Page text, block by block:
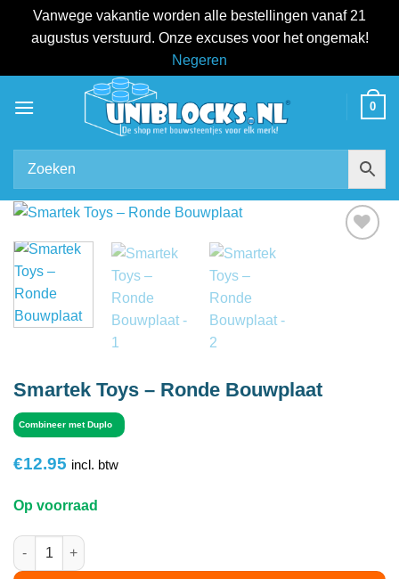
Vanwege vakantie worden alle bestellingen vanaf 21
augustus verstuurd. Onze excuses voor het ongemak!
Negeren
naar
0
Smartek Toys – Ronde Bouwplaat
Combineer met Duplo
€12.95 incl. btw
Op voorraad
Smartek Toys - Ronde Bouwplaat aantal